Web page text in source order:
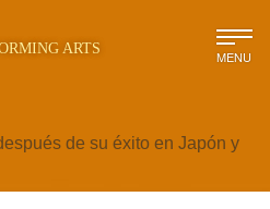
ARTS MENU
de su éxito en Japón y